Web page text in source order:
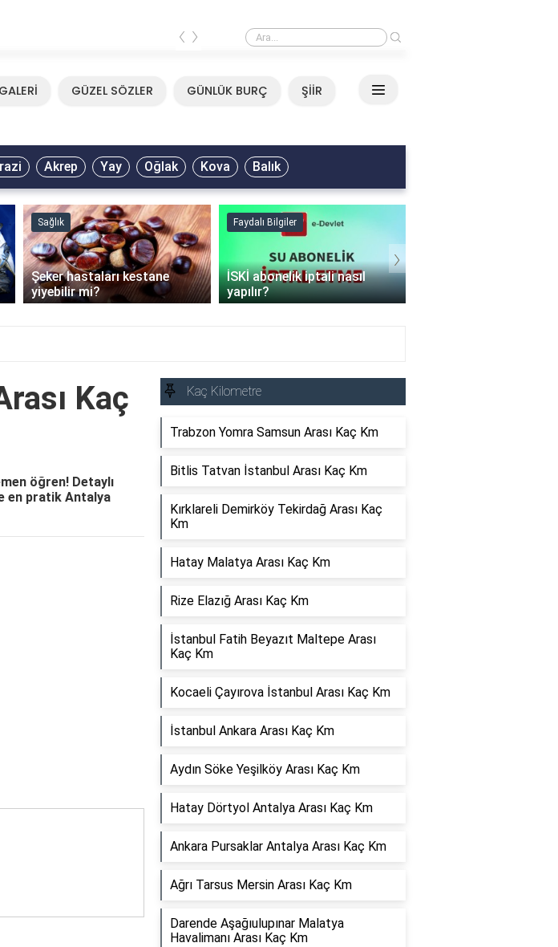
Ali Asker - Şu Metrisin Önü Sözleri
‹ ›
GALERİ GÜZEL SÖZLER GÜNLÜK BURÇ ŞİİR
Akrep Yay Oğlak Kova Balık
Sağlık
Şeker hastaları kestane
yiyebilir mi?
Faydalı Bilgiler
İSKİ abonelik iptali nasıl
yapılır?
›
Kaç
öğren! Detaylı
en pratik Antalya
Kaç Kilometre
Trabzon Yomra Samsun Arası Kaç Km
Bitlis Tatvan İstanbul Arası Kaç Km
Kırklareli Demirköy Tekirdağ Arası Kaç
Km
Hatay Malatya Arası Kaç Km
Rize Elazığ Arası Kaç Km
İstanbul Fatih Beyazıt Maltepe Arası
Kaç Km
Kocaeli Çayırova İstanbul Arası Kaç Km
İstanbul Ankara Arası Kaç Km
Aydın Söke Yeşilköy Arası Kaç Km
Hatay Dörtyol Antalya Arası Kaç Km
Ankara Pursaklar Antalya Arası Kaç Km
Ağrı Tarsus Mersin Arası Kaç Km
Darende Aşağıulupınar Malatya
Havalimanı Arası Kaç Km